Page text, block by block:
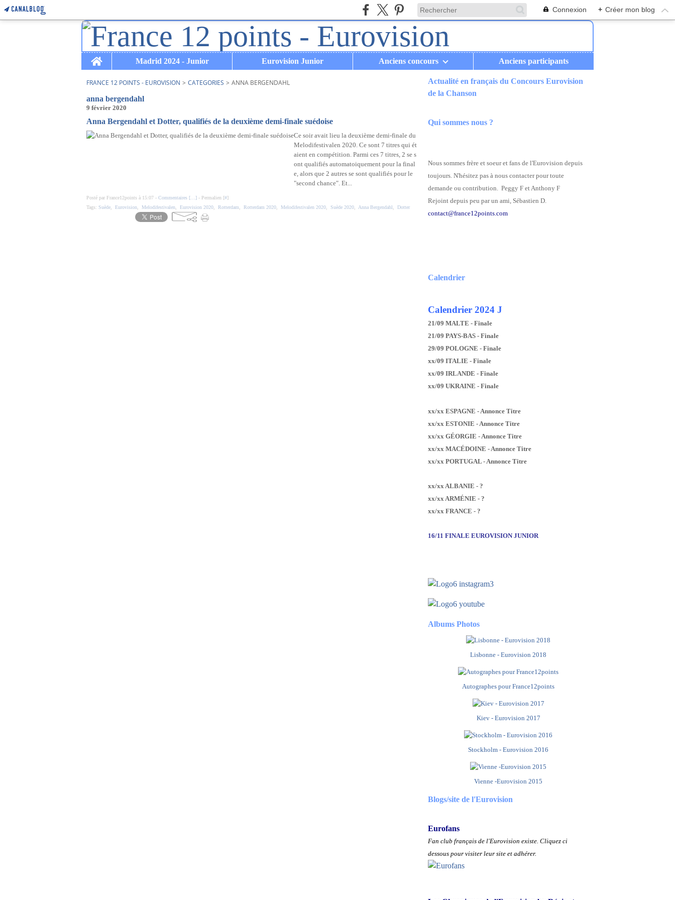
Connexion + Créer mon blog
Home
Madrid 2024 - Junior Eurovision Junior Anciens concours Anciens participants
FRANCE 12 POINTS - EUROVISION > CATEGORIES > ANNA BERGENDAHL
anna bergendahl
9 février 2020
Anna Bergendahl et Dotter, qualifiés de la deuxième demi-finale suédoise
Ce soir avait lieu la deuxième demi-finale du
Melodifestivalen 2020. Ce sont 7 titres qui ét
aient en compétition. Parmi ces 7 titres, 2 se s
ont qualifiés automatoiquement pour la final
e, alors que 2 autres se sont qualifiés pour le
"second chance". Et...
Posté par France12points à 15:07 - Commentaires [ ] - Permalien [#]
Tags: Suède Eurovision Melodifestivalen Eurovision 2020 Rotterdam Rotterdam 2020 Melodifestivalen 2020 Suède 2020 Anna Bergendahl Dotter
Actualité en français du Concours Eurovision
de la Chanson
Qui sommes nous ?
Nous sommes frère et soeur et fans de l'Eurovision depuis
toujours. N'hésitez pas à nous contacter pour toute
demande ou contribution. Peggy F et Anthony F
Rejoint depuis peu par un ami, Sébastien D.
contact@france12points.com
Calendrier
Calendrier 2024 J
21/09 MALTE - Finale
21/09 PAYS-BAS - Finale
29/09 POLOGNE - Finale
xx/09 ITALIE - Finale
xx/09 IRLANDE - Finale
xx/09 UKRAINE - Finale
xx/xx ESPAGNE - Annonce Titre
xx/xx ESTONIE - Annonce Titre
xx/xx GÉORGIE - Annonce Titre
xx/xx MACÉDOINE - Annonce Titre
xx/xx PORTUGAL - Annonce Titre
xx/xx ALBANIE - ?
xx/xx ARMÉNIE - ?
xx/xx FRANCE - ?
16/11 FINALE EUROVISION JUNIOR
Albums Photos
Lisbonne - Eurovision 2018
Autographes pour France12points
Kiev - Eurovision 2017
Stockholm - Eurovision 2016
Vienne -Eurovision 2015
Blogs/site de l'Eurovision
Eurofans
Fan club français de l'Eurovision existe. Cliquez ci
dessous pour visiter leur site et adhérer.